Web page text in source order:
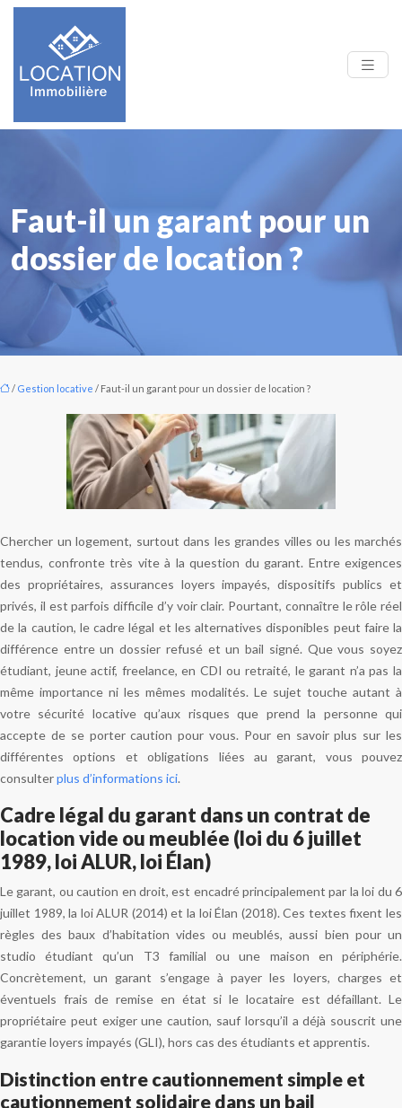
Faut-il un garant pour un
dossier de location ?
/ Gestion locative / Faut-il un garant pour un dossier de location ?
Chercher un logement, surtout dans les grandes villes ou les marchés
tendus, confronte très vite à la question du garant. Entre exigences
des propriétaires, assurances loyers impayés, dispositifs publics et
privés, il est parfois difficile d’y voir clair. Pourtant, connaître le rôle réel
de la caution, le cadre légal et les alternatives disponibles peut faire la
différence entre un dossier refusé et un bail signé. Que vous soyez
étudiant, jeune actif, freelance, en CDI ou retraité, le garant n’a pas la
même importance ni les mêmes modalités. Le sujet touche autant à
votre sécurité locative qu’aux risques que prend la personne qui
accepte de se porter caution pour vous. Pour en savoir plus sur les
différentes options et obligations liées au garant, vous pouvez
consulterplus d’informations ici.
Cadre légal du garant dans un contrat de
location vide ou meublée (loi du 6 juillet
1989, loi ALUR, loi Élan)
Le garant, ou caution en droit, est encadré principalement par la loi du 6
juillet 1989, la loi ALUR (2014) et la loi Élan (2018). Ces textes fixent les
règles des baux d’habitation vides ou meublés, aussi bien pour un
studio étudiant qu’un T3 familial ou une maison en périphérie.
Concrètement, un garant s’engage à payer les loyers, charges et
éventuels frais de remise en état si le locataire est défaillant. Le
propriétaire peut exiger une caution, sauf lorsqu’il a déjà souscrit une
garantie loyers impayés (GLI), hors cas des étudiants et apprentis.
Distinction entre cautionnement simple et
cautionnement solidaire dans un bail